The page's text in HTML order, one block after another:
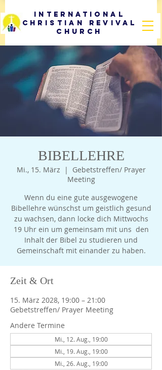
International
Christian Revival
Church
BIBELLEHRE
Mi., 15. März
  |
Gebetstreffen/ Prayer
Meeting
Wenn du eine gute ausgewogene
Bibellehre wünschst um geistlich gesund
zu wachsen, dann locke dich Mittwochs
19 Uhr ein um gemeinsam mit uns den
Inhalt der Bibel zu studieren und
Gemeinschaft mit einander zu haben.
Zeit & Ort
15. März 2028, 19:00 – 21:00
Gebetstreffen/ Prayer Meeting
Andere Termine
Mi., 12. Aug., 19:00
Mi., 19. Aug., 19:00
Mi., 26. Aug., 19:00